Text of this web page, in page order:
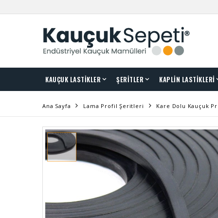
KAUÇUK LASTİKLER ŞERİTLER KAPLİN LASTİKLERİ
Ana Sayfa Lama Profil Şeritleri Kare Dolu Kauçuk